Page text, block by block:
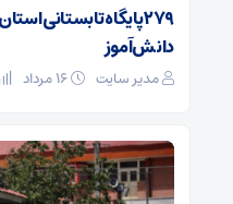
دانش‌آموز
مدیر سایت